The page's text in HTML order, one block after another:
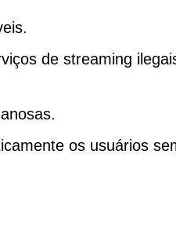
de streaming
os usuários